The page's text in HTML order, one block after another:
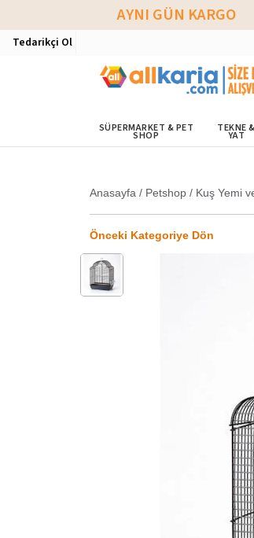
AYNI GÜN KARGO
Tedarikçi Ol
SÜPERMARKET & PET
SHOP
TEKNE &
YAT
Anasayfa / Petshop / Kuş Yemi
Önceki Kategoriye Dön